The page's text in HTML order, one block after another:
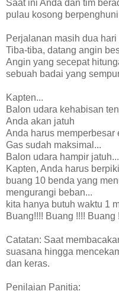
Saat ini Anda dan tim
pulau kosong
Perjalanan masih dua hari
Tiba-tiba, datang angin
Angin yang secepat
sebuah badai yang
Kapten...
Balon udara kehabisan
Anda akan jatuh
Anda harus memperbesar
Gas sudah maksimal...
Balon udara hampir jatuh...
Kapten, Anda harus
buang 10 benda yang
mengurangi beban...
kita hanya butuh waktu 1
Buang!!!! Buang !!!! Buang
Catatan: Saat
suasana hingga
dan keras.
Penilaian Panitia: